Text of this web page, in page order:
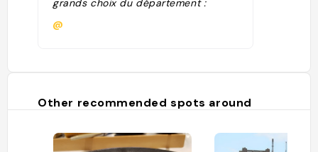
grands choix du département :
de bières, mais aussi des spiritueux,
@
Other recommended spots around